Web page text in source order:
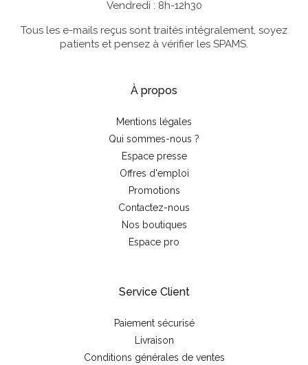
Vendredi : 8h-12h30
Tous les e-mails reçus sont traités intégralement, soyez
patients et pensez à vérifier les SPAMS.
À propos
Mentions légales
Qui sommes-nous ?
Espace presse
Offres d'emploi
Promotions
Contactez-nous
Nos boutiques
Espace pro
Service Client
Paiement sécurisé
Livraison
Conditions générales de ventes